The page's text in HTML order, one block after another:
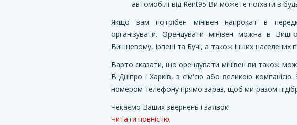
автомобілі від Rent95 Ви можете поїхати в
Якщо вам потрібен мінівен напрокат в
організувати. Орендувати мінівен можна в
Вишневому, Ірпені та Бучі, а також інших населених
Варто сказати, що орендувати мінівен ви також
В Дніпро і Харків, з сім'єю або великою
номером телефону прямо зараз, щоб ми разом
Чекаємо Ваших звернень і заявок!
Читати повністю